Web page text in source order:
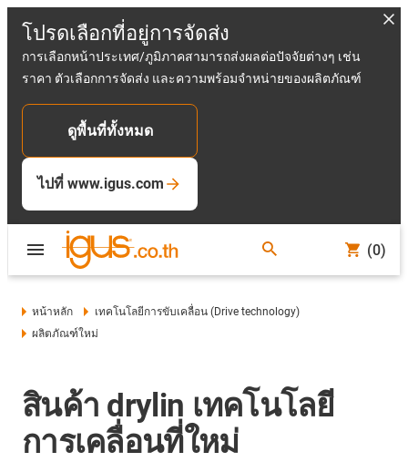
โปรดเลือกที่อยู่การจัดส่ง
การเลือกหน้าประเทศ/ภูมิภาคสามารถส่งผลต่อปัจจัยต่างๆ เช่น
ราคา ตัวเลือกการจัดส่ง และความพร้อมจำหน่ายของผลิตภัณฑ์
ดูพื้นที่ทั้งหมด
ไปที่ www.igus.com
(0)
หน้าหลัก
เทคโนโลยีการขับเคลื่อน (Drive technology)
ผลิตภัณฑ์ใหม่
สินค้า drylin เทคโนโลยี
การเคลื่อนที่ใหม่